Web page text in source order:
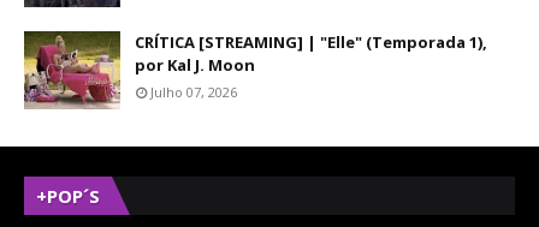
CRÍTICA [STREAMING] | "Elle" (Temporada 1),
por Kal J. Moon
Julho 07, 2026
+POP´S